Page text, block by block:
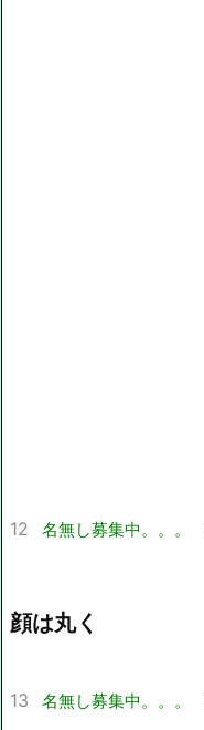
12 名無し募集中。。。
顔は丸く
13 名無し募集中。。。